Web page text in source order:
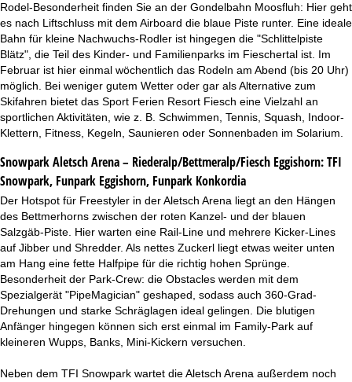
Rodel-Besonderheit finden Sie an der Gondelbahn Moosfluh: Hier geht
es nach Liftschluss mit dem Airboard die blaue Piste runter. Eine ideale
Bahn für kleine Nachwuchs-Rodler ist hingegen die "Schlittelpiste
Blätz", die Teil des Kinder- und Familienparks im Fieschertal ist. Im
Februar ist hier einmal wöchentlich das Rodeln am Abend (bis 20 Uhr)
möglich. Bei weniger gutem Wetter oder gar als Alternative zum
Skifahren bietet das Sport Ferien Resort Fiesch eine Vielzahl an
sportlichen Aktivitäten, wie z. B. Schwimmen, Tennis, Squash, Indoor-
Klettern, Fitness, Kegeln, Saunieren oder Sonnenbaden im Solarium.
Snowpark Aletsch Arena – Riederalp/Bettmeralp/Fiesch Eggishorn:TFI
Snowpark, Funpark Eggishorn, Funpark Konkordia
Der Hotspot für Freestyler in der Aletsch Arena liegt an den Hängen
des Bettmerhorns zwischen der roten Kanzel- und der blauen
Salzgäb-Piste. Hier warten eine Rail-Line und mehrere Kicker-Lines
auf Jibber und Shredder. Als nettes Zuckerl liegt etwas weiter unten
am Hang eine fette Halfpipe für die richtig hohen Sprünge.
Besonderheit der Park-Crew: die Obstacles werden mit dem
Spezialgerät "PipeMagician" geshaped, sodass auch 360-Grad-
Drehungen und starke Schräglagen ideal gelingen. Die blutigen
Anfänger hingegen können sich erst einmal im Family-Park auf
kleineren Wupps, Banks, Mini-Kickern versuchen.
Neben dem TFI Snowpark wartet die Aletsch Arena außerdem noch